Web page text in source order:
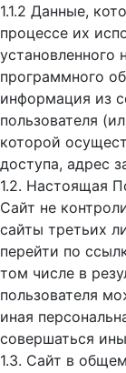
1.1.2 Данные,
процессе их
установленного
программного
информация из
пользователя
которой
доступа, адрес
1.2. Настоящая
Сайт не
сайты третьих
перейти по
том числе в
пользователя
иная
совершаться
1.3. Сайт в